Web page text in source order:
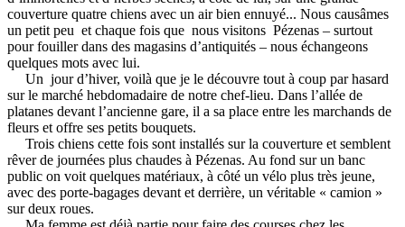
couverture quatre chiens avec un air bien ennuyé... Nous causâmes
un petit peu et chaque fois que nous visitons Pézenas – surtout
pour fouiller dans des magasins d’antiquités – nous échangeons
quelques mots avec lui.
Un jour d’hiver, voilà que je le découvre tout à coup par hasard
sur le marché hebdomadaire de notre chef-lieu. Dans l’allée de
platanes devant l’ancienne gare, il a sa place entre les marchands de
fleurs et offre ses petits bouquets.
Trois chiens cette fois sont installés sur la couverture et semblent
rêver de journées plus chaudes à Pézenas. Au fond sur un banc
public on voit quelques matériaux, à côté un vélo plus très jeune,
avec des porte-bagages devant et derrière, un véritable « camion »
sur deux roues.